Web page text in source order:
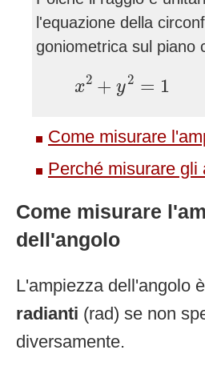
l'equazione della
goniometrica sul piano
x2 + y2 = 1
x 2
Come misurare
Perché misurare gli
Come misurare
dell'angolo
L'ampiezza dell'angolo
radianti (rad) se non
diversamente.